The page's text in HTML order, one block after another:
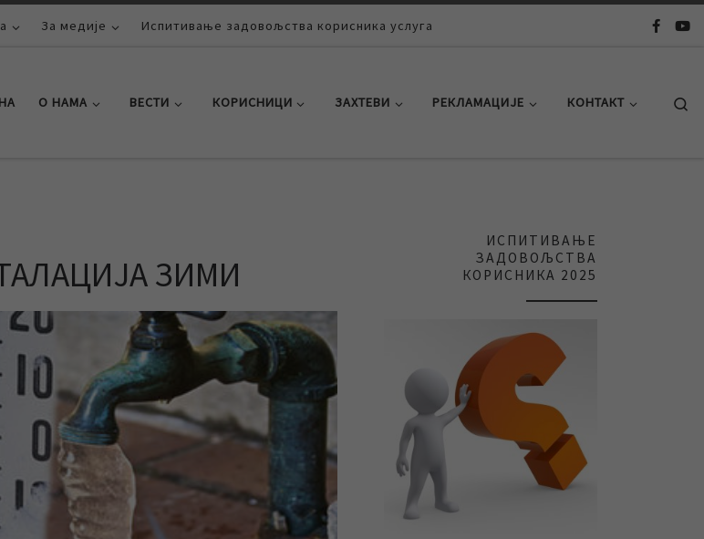
За медије Испитивање задовољства корисника услуга
О НАМА ВЕСТИ КОРИСНИЦИ ЗАХТЕВИ РЕКЛАМАЦИЈЕ КОНТАКТ
ЗИМИ
ИСПИТИВАЊЕ
ЗАДОВОЉСТВА
КОРИСНИКА 2025